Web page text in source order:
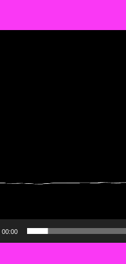
00:00